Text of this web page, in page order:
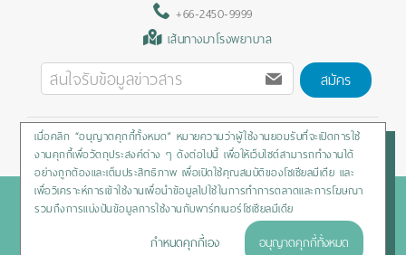
+66-2450-9999
เส้นทางมาโรงพยาบาล
สมัคร
Privacy Policy/Cookies Policy/Sitemap/สิทธิผู้ป่วย
Copyright © 2020 Nakornthon Hospital. All rights reserved
เมื่อคลิก “อนุญาตคุกกี้ทั้งหมด” หมายความว่าผู้ใช้งานยอมรับที่จะเปิดการใช้
งานคุกกี้เพื่อวัตถุประสงค์ต่าง ๆ ดังต่อไปนี้ เพื่อให้เว็บไซต์สามารถทำงานได้
อย่างถูกต้องและเต็มประสิทธิภาพ เพื่อเปิดใช้คุณสมบัติของโซเชียลมีเดีย และ
เพื่อวิเคราะห์การเข้าใช้งานเพื่อนำข้อมูลไปใช้ในการทำการตลาดและการโฆษณา
รวมถึงการแบ่งปันข้อมูลการใช้งานกับพาร์ทเนอร์โซเชียลมีเดีย
กำหนดคุกกี้เอง อนุญาตคุกกี้ทั้งหมด